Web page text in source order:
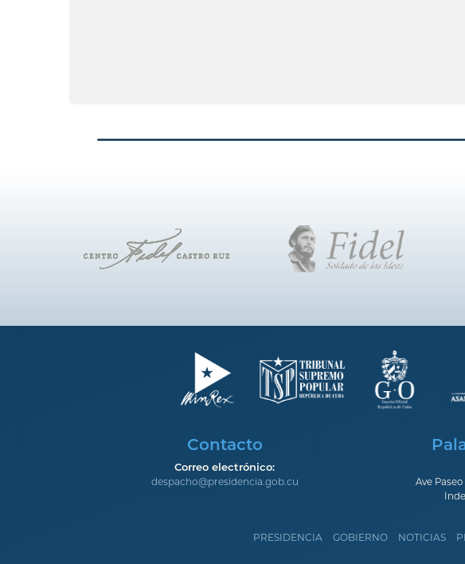
Contacto
Correo electrónico:
despacho@presidencia.gob.cu
Ave
PRESIDENCIA GOBIERNO NOTICIAS